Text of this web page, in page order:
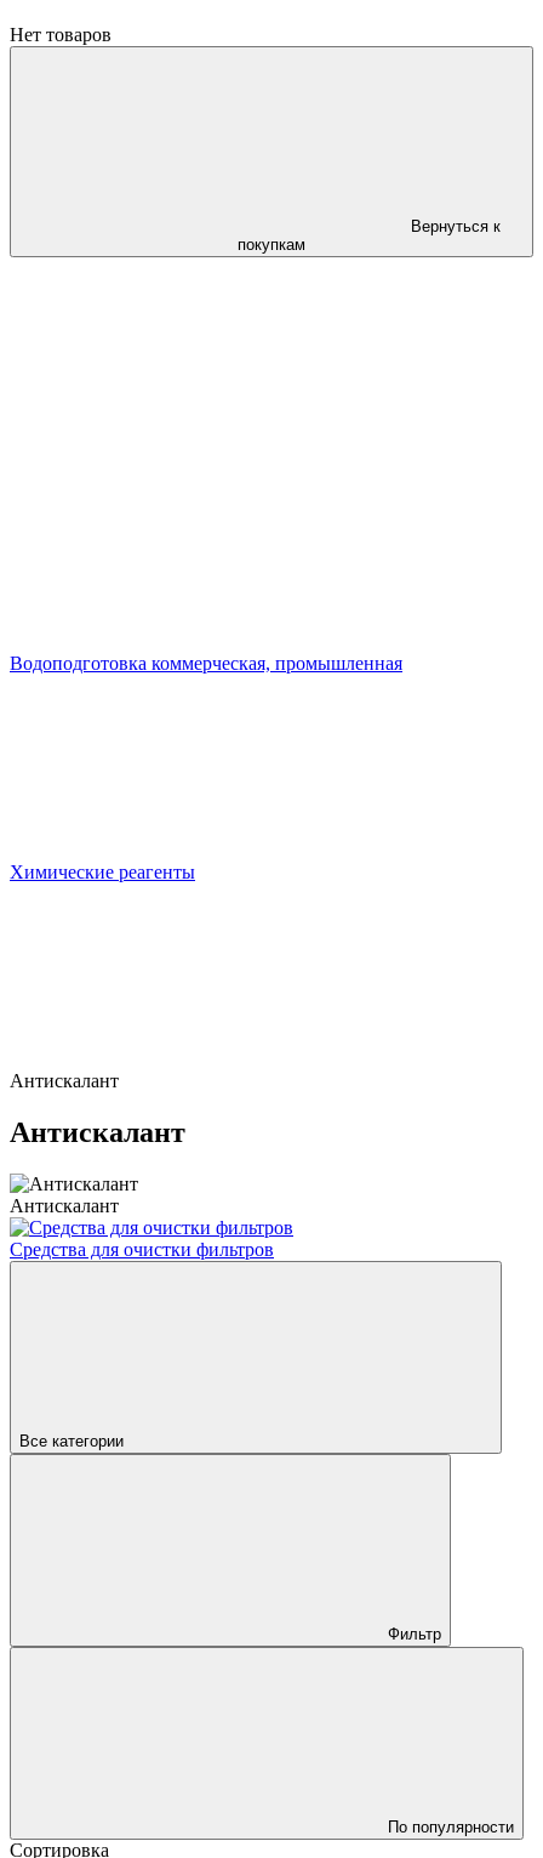
Нет товаров
Вернуться к
покупкам
Водоподготовка коммерческая, промышленная
Химические реагенты
Антискалант
Антискалант
Антискалант
Средства для очистки фильтров
Все категории
Фильтр
По популярности
Сортировка